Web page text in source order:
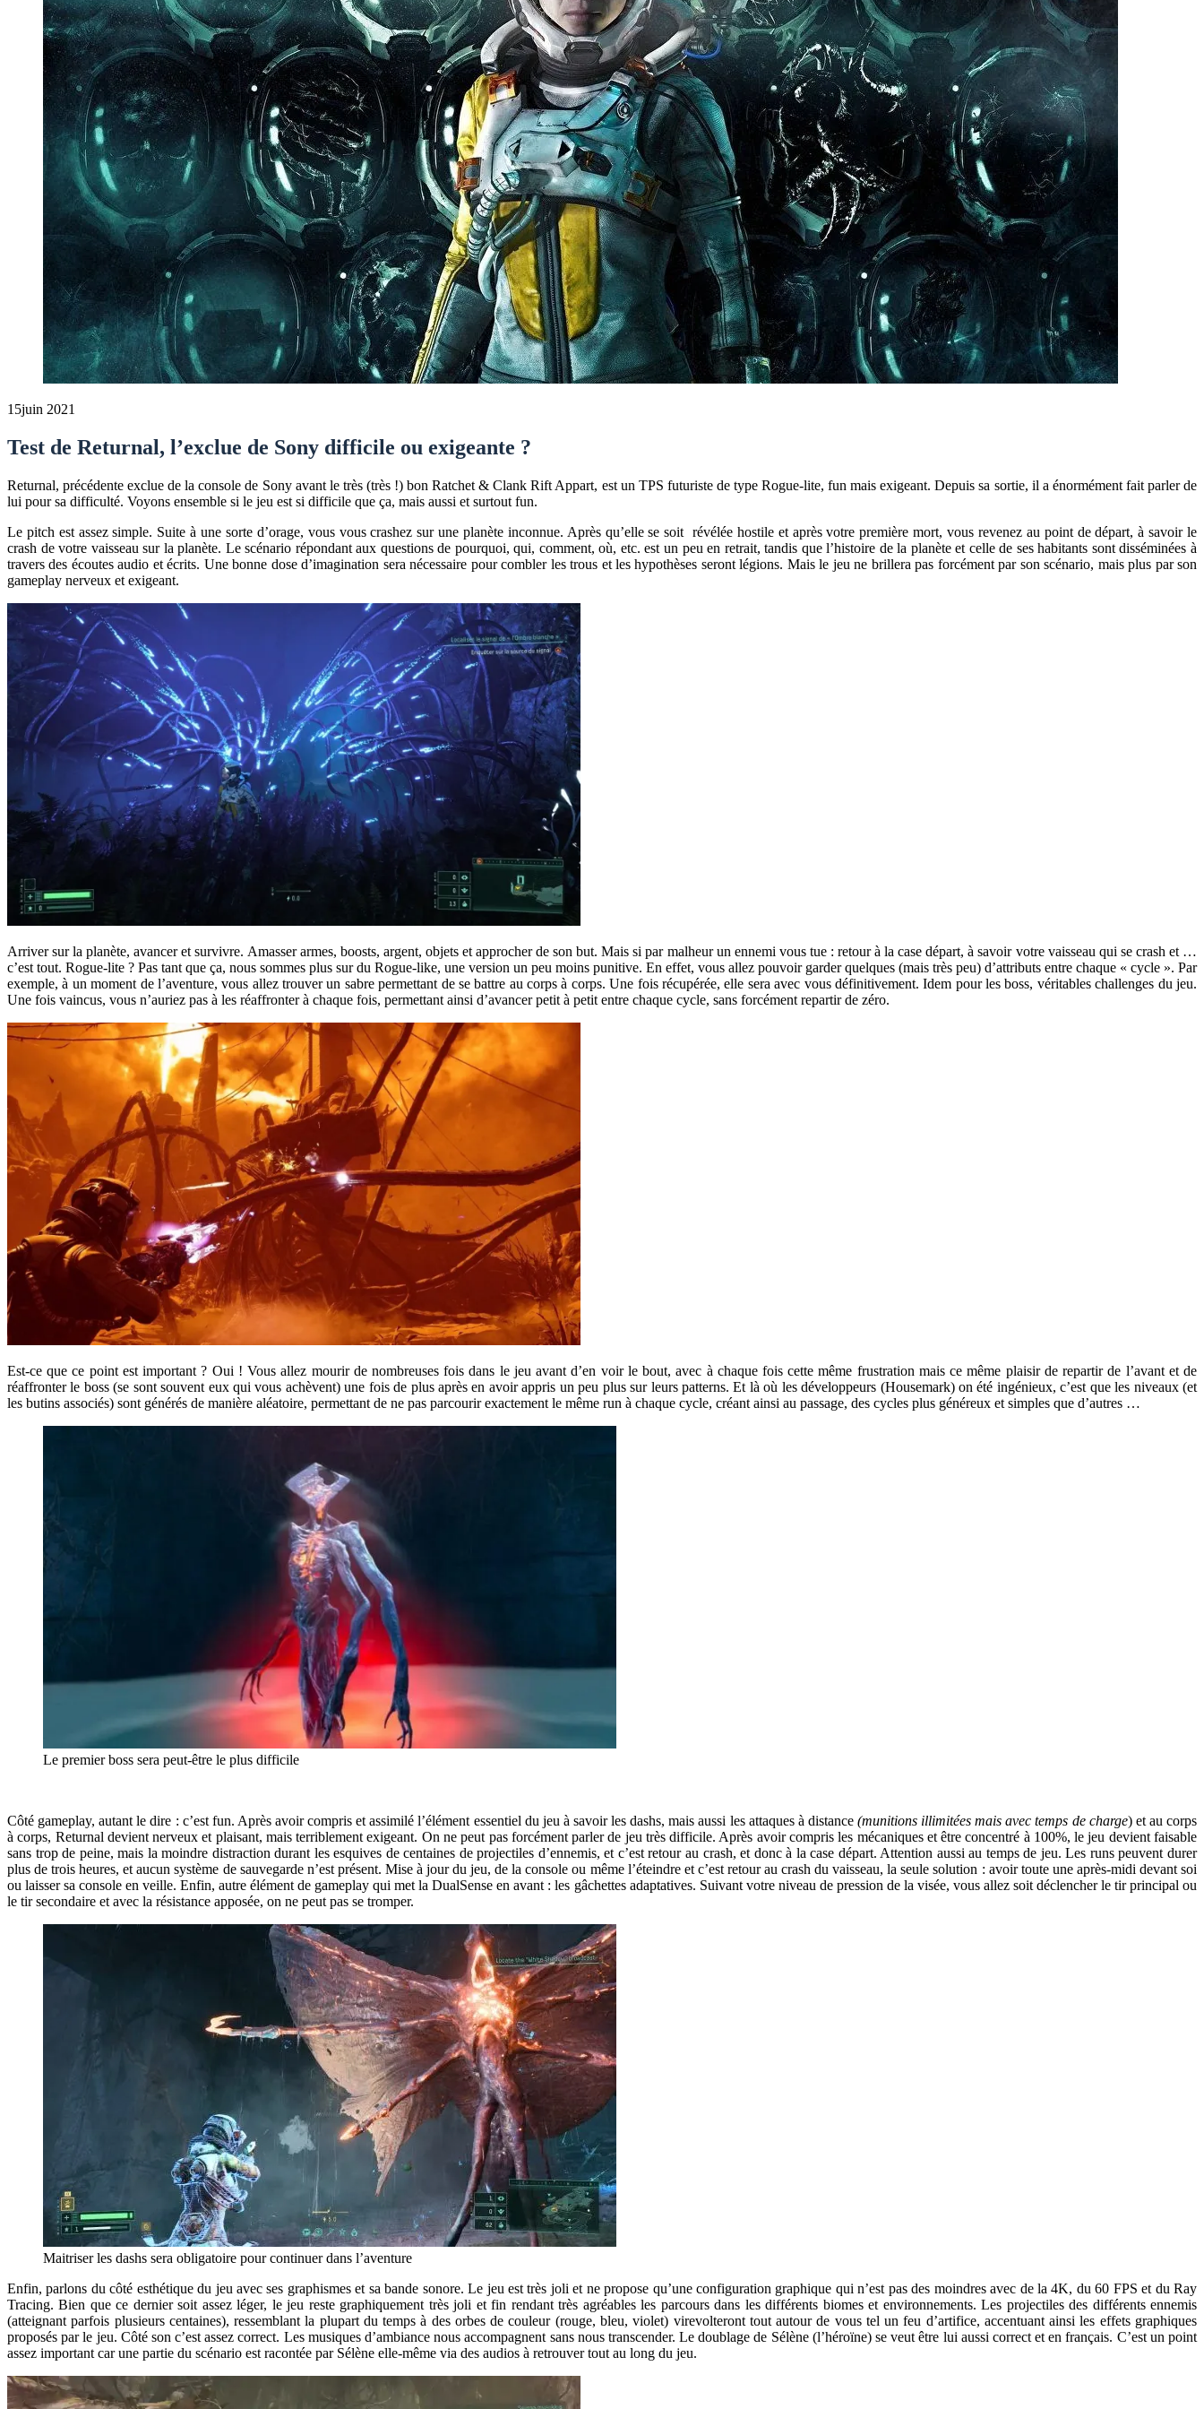
15juin 2021
Test de Returnal, l’exclue de Sony difficile ou exigeante ?
Returnal, précédente exclue de la console de Sony avant le très (très !) bon Ratchet & Clank Rift Appart, est un TPS futuriste de type Rogue-lite, fun mais exigeant. Depuis sa sortie, il a énormément fait parler de
lui pour sa difficulté. Voyons ensemble si le jeu est si difficile que ça, mais aussi et surtout fun.
Le pitch est assez simple. Suite à une sorte d’orage, vous vous crashez sur une planète inconnue. Après qu’elle se soit révélée hostile et après votre première mort, vous revenez au point de départ, à savoir le
crash de votre vaisseau sur la planète. Le scénario répondant aux questions de pourquoi, qui, comment, où, etc. est un peu en retrait, tandis que l’histoire de la planète et celle de ses habitants sont disséminées à
travers des écoutes audio et écrits. Une bonne dose d’imagination sera nécessaire pour combler les trous et les hypothèses seront légions. Mais le jeu ne brillera pas forcément par son scénario, mais plus par son
gameplay nerveux et exigeant.
Arriver sur la planète, avancer et survivre. Amasser armes, boosts, argent, objets et approcher de son but. Mais si par malheur un ennemi vous tue : retour à la case départ, à savoir votre vaisseau qui se crash et …
c’est tout. Rogue-lite ? Pas tant que ça, nous sommes plus sur du Rogue-like, une version un peu moins punitive. En effet, vous allez pouvoir garder quelques (mais très peu) d’attributs entre chaque « cycle ». Par
exemple, à un moment de l’aventure, vous allez trouver un sabre permettant de se battre au corps à corps. Une fois récupérée, elle sera avec vous définitivement. Idem pour les boss, véritables challenges du jeu.
Une fois vaincus, vous n’auriez pas à les réaffronter à chaque fois, permettant ainsi d’avancer petit à petit entre chaque cycle, sans forcément repartir de zéro.
Est-ce que ce point est important ? Oui ! Vous allez mourir de nombreuses fois dans le jeu avant d’en voir le bout, avec à chaque fois cette même frustration mais ce même plaisir de repartir de l’avant et de
réaffronter le boss (se sont souvent eux qui vous achèvent) une fois de plus après en avoir appris un peu plus sur leurs patterns. Et là où les développeurs (Housemark) on été ingénieux, c’est que les niveaux (et
les butins associés) sont générés de manière aléatoire, permettant de ne pas parcourir exactement le même run à chaque cycle, créant ainsi au passage, des cycles plus généreux et simples que d’autres …
Le premier boss sera peut-être le plus difficile
Côté gameplay, autant le dire : c’est fun. Après avoir compris et assimilé l’élément essentiel du jeu à savoir les dashs, mais aussi les attaques à distance (munitions illimitées mais avec temps de charge) et au corps
à corps, Returnal devient nerveux et plaisant, mais terriblement exigeant. On ne peut pas forcément parler de jeu très difficile. Après avoir compris les mécaniques et être concentré à 100%, le jeu devient faisable
sans trop de peine, mais la moindre distraction durant les esquives de centaines de projectiles d’ennemis, et c’est retour au crash, et donc à la case départ. Attention aussi au temps de jeu. Les runs peuvent durer
plus de trois heures, et aucun système de sauvegarde n’est présent. Mise à jour du jeu, de la console ou même l’éteindre et c’est retour au crash du vaisseau, la seule solution : avoir toute une après-midi devant soi
ou laisser sa console en veille. Enfin, autre élément de gameplay qui met la DualSense en avant : les gâchettes adaptatives. Suivant votre niveau de pression de la visée, vous allez soit déclencher le tir principal ou
le tir secondaire et avec la résistance apposée, on ne peut pas se tromper.
Maitriser les dashs sera obligatoire pour continuer dans l’aventure
Enfin, parlons du côté esthétique du jeu avec ses graphismes et sa bande sonore. Le jeu est très joli et ne propose qu’une configuration graphique qui n’est pas des moindres avec de la 4K, du 60 FPS et du Ray
Tracing. Bien que ce dernier soit assez léger, le jeu reste graphiquement très joli et fin rendant très agréables les parcours dans les différents biomes et environnements. Les projectiles des différents ennemis
(atteignant parfois plusieurs centaines), ressemblant la plupart du temps à des orbes de couleur (rouge, bleu, violet) virevolteront tout autour de vous tel un feu d’artifice, accentuant ainsi les effets graphiques
proposés par le jeu. Côté son c’est assez correct. Les musiques d’ambiance nous accompagnent sans nous transcender. Le doublage de Sélène (l’héroïne) se veut être lui aussi correct et en français. C’est un point
assez important car une partie du scénario est racontée par Sélène elle-même via des audios à retrouver tout au long du jeu.